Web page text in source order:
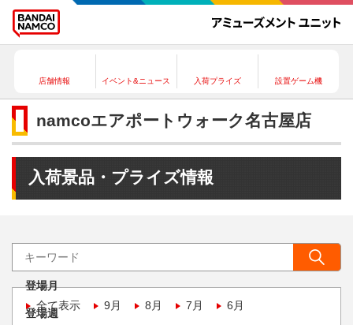
店舗情報 イベント&ニュース 入荷プライズ 設置ゲーム機
namcoエアポートウォーク名古屋店
入荷景品・プライズ情報
登場月
全て表示
9月 8月 7月 6月
登場週